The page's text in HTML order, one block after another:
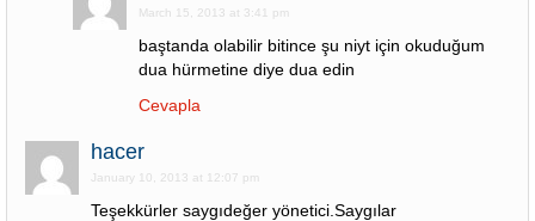
March 15, 2013 at 3:41 pm
baştanda olabilir bitince şu niyt için okuduğum
dua hürmetine diye dua edin
Cevapla
hacer
January 10, 2013 at 12:07 pm
Teşekkürler saygıdeğer yönetici.Saygılar